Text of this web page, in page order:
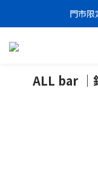
門市限
門市限
全
ALL bar ｜